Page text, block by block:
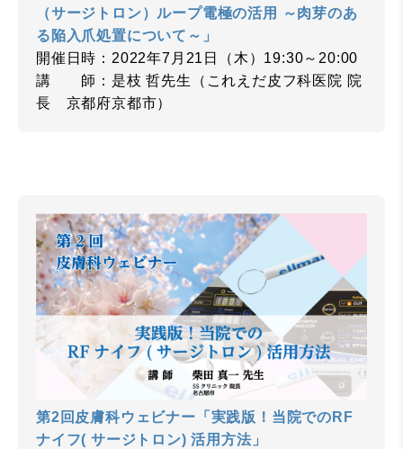
（サージトロン）ループ電極の活用 ～肉芽のあ
る陥入爪処置について～」
開催日時：2022年7月21日（木）19:30～20:00
講 師：是枝 哲先生（これえだ皮フ科医院 院
長 京都府京都市）
第2回皮膚科ウェビナー「実践版！当院でのRF
ナイフ( サージトロン) 活用方法」